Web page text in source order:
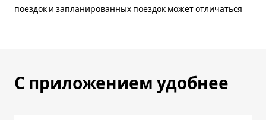
поездок и запланированных поездок может отличаться.
С приложением удобнее